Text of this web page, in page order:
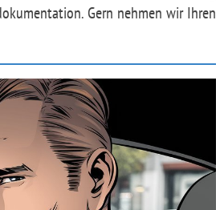
Gern nehmen wir Ihren